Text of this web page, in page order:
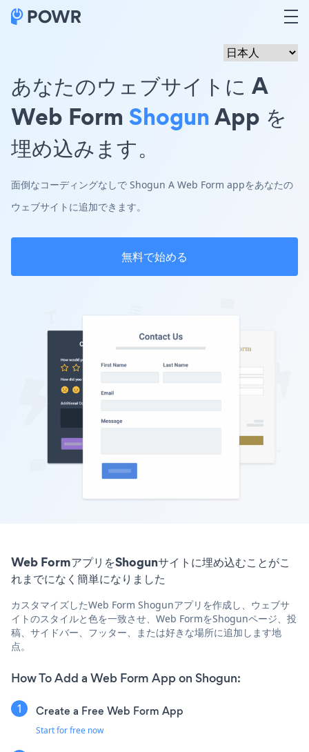
あなたのウェブサイトに A
Web Form ShogunApp を
埋め込みます。
面倒なコーディングなしで Shogun A Web Form appをあなたの
ウェブサイトに追加できます。
無料で始める
Web FormアプリをShogunサイトに埋め込むことがこ
れまでになく簡単になりました
カスタマイズしたWeb Form Shogunアプリを作成し、ウェブサ
イトのスタイルと色を一致させ、Web FormをShogunページ、投
稿、サイドバー、フッター、または好きな場所に追加します地
点。
How To Add a Web Form App on Shogun:
Create a Free Web Form App
Start for free now